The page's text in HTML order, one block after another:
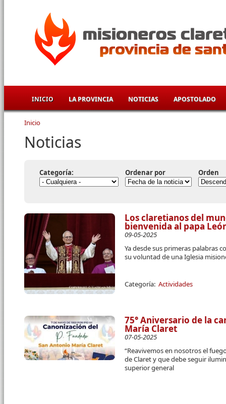
INICIO LA PROVINCIA NOTICIAS APOSTOLADO
Se encuentra usted aquí
Inicio
Noticias
Categoría: Ordenar por Orden
Los claretianos del
bienvenida al papa
09-05-2025
Ya desde sus primeras palabras
su voluntad de una Iglesia
Categoría: Actividades
75° Aniversario de la
María Claret
07-05-2025
“Reavivemos en nosotros el
de Claret y que debe seguir
superior general